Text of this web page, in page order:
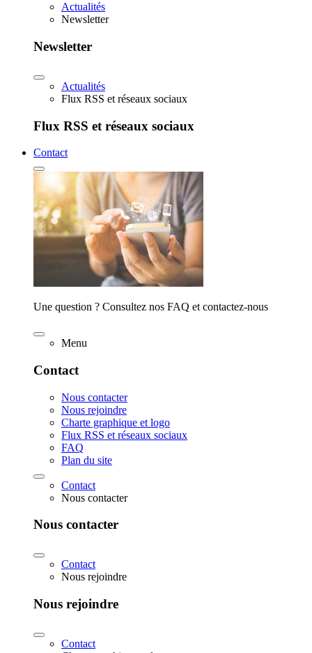
Actualités
Newsletter
Newsletter
Actualités
Flux RSS et réseaux sociaux
Flux RSS et réseaux sociaux
Contact
Une question ? Consultez nos FAQ et contactez-nous
Menu
Contact
Nous contacter
Nous rejoindre
Charte graphique et logo
Flux RSS et réseaux sociaux
FAQ
Plan du site
Contact
Nous contacter
Nous contacter
Contact
Nous rejoindre
Nous rejoindre
Contact